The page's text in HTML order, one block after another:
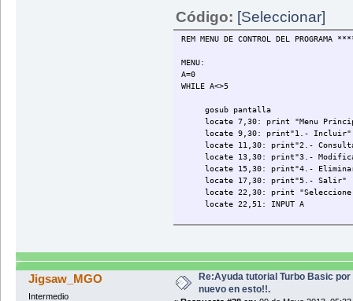
cls
locate 1,2: print"É"
locate 4,2: print"È"
locate 4,79: print"¼"
locate 6,2: print"É"
locate 19,2: print"È"
locate 19,79: print"¼"
locate 21,2: print"É"
locate 21,79: print"»"
locate 23,2: print"È"
locate 23,79: print"¼"
for I= 3 to 78
locate 1,I: print"Í"
locate 4,I: print"Í"
for I= 2 to 3
Código: [Seleccionar]
REM MENU DE CONTROL DEL
MENU:
A=0
WHILE A<>5
gosub pantalla
locate 7,30: print "Menu
locate 9,30: print"1.- Incluir"
locate 11,30: print"2.-
locate 13,30: print"3.-
locate 15,30: print"4.-
locate 17,30: print"5.- Salir"
locate 22,30: print "Seleccione
locate 22,51: INPUT A
if A = 1 then
gosub incluir
end if
if A = 2 then
Jigsaw_MGO
Intermedio
Re:Ayuda tutorial Turbo Basic
nuevo en esto!!.